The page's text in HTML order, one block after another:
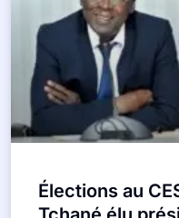
Élections au